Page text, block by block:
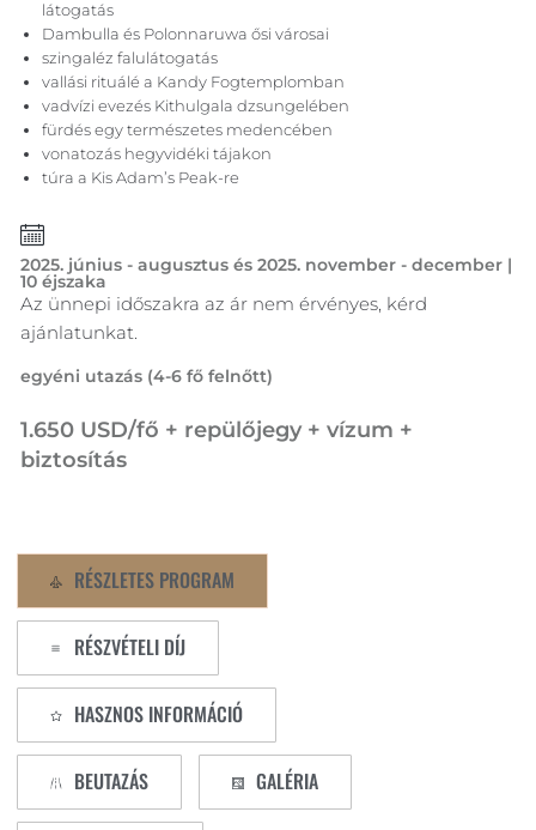
látogatás
Dambulla és Polonnaruwa ősi városai
szingaléz falulátogatás
vallási rituálé a Kandy Fogtemplomban
vadvízi evezés Kithulgala dzsungelében
fürdés egy természetes medencében
vonatozás hegyvidéki tájakon
túra a Kis Adam’s Peak-re
2025. június - augusztus és 2025. november - december |
10 éjszaka
Az ünnepi időszakra az ár nem érvényes, kérd
ajánlatunkat.
egyéni utazás (4-6 fő felnőtt)
1.650 USD/fő + repülőjegy + vízum +
biztosítás
RÉSZLETES PROGRAM
RÉSZVÉTELI DÍJ
HASZNOS INFORMÁCIÓ
BEUTAZÁS GALÉRIA